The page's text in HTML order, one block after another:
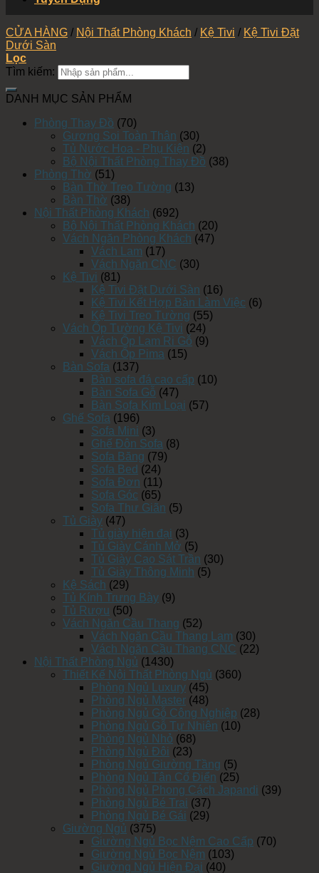
CỬA HÀNG / Nội Thất Phòng Khách / Kệ Tivi / Kệ Tivi Đặt
Dưới Sàn
Lọc
Tìm kiếm:
DANH MỤC SẢN PHẨM
Phòng Thay Đồ (70)
Gương Soi Toàn Thân (30)
Tủ Nước Hoa - Phụ Kiện (2)
Bộ Nội Thất Phòng Thay Đồ (38)
Phòng Thờ (51)
Bàn Thờ Treo Tường (13)
Bàn Thờ (38)
Nội Thất Phòng Khách (692)
Bộ Nội Thất Phòng Khách (20)
Vách Ngăn Phòng Khách (47)
Vách Lam (17)
Vách Ngăn CNC (30)
Kệ Tivi (81)
Kệ Tivi Đặt Dưới Sàn (16)
Kệ Tivi Kết Hợp Bàn Làm Việc (6)
Kệ Tivi Treo Tường (55)
Vách Ốp Tường Kệ Tivi (24)
Vách Ốp Lam Ri Gỗ (9)
Vách Ốp Pima (15)
Bàn Sofa (137)
Bàn sofa đá cao cấp (10)
Bàn Sofa Gỗ (47)
Bàn Sofa Kim Loại (57)
Ghế Sofa (196)
Sofa Mini (3)
Ghế Đôn Sofa (8)
Sofa Băng (79)
Sofa Bed (24)
Sofa Đơn (11)
Sofa Góc (65)
Sofa Thư Giãn (5)
Tủ Giày (47)
Tủ giày hiện đại (3)
Tủ Giày Cánh Mở (5)
Tủ Giày Cao Sát Trần (30)
Tủ Giày Thông Minh (5)
Kệ Sách (29)
Tủ Kính Trưng Bày (9)
Tủ Rượu (50)
Vách Ngăn Cầu Thang (52)
Vách Ngăn Cầu Thang Lam (30)
Vách Ngăn Cầu Thang CNC (22)
Nội Thất Phòng Ngủ (1430)
Thiết Kế Nội Thất Phòng Ngủ (360)
Phòng Ngủ Luxury (45)
Phòng Ngủ Master (48)
Phòng Ngủ Gỗ Công Nghiệp (28)
Phòng Ngủ Gỗ Tự Nhiên (10)
Phòng Ngủ Nhỏ (68)
Phòng Ngủ Đôi (23)
Phòng Ngủ Giường Tầng (5)
Phòng Ngủ Tân Cổ Điển (25)
Phòng Ngủ Phong Cách Japandi (39)
Phòng Ngủ Bé Trai (37)
Phòng Ngủ Bé Gái (29)
Giường Ngủ (375)
Giường Ngủ Bọc Nệm Cao Cấp (70)
Giường Ngủ Bọc Nệm (103)
Giường Ngủ Hiện Đại (40)